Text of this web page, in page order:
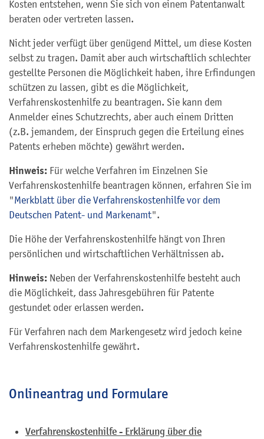
Kosten entstehen, wenn Sie sich von einem Patentanwalt
beraten oder vertreten lassen.
Nicht jeder verfügt über genügend Mittel, um diese Kosten
selbst zu tragen. Damit aber auch wirtschaftlich schlechter
gestellte Personen die Möglichkeit haben, ihre Erfindungen
schützen zu lassen, gibt es die Möglichkeit,
Verfahrenskostenhilfe zu beantragen. Sie kann dem
Anmelder eines Schutzrechts, aber auch einem Dritten
(z.B. jemandem, der Einspruch gegen die Erteilung eines
Patents erheben möchte) gewährt werden.
Hinweis: Für welche Verfahren im Einzelnen Sie
Verfahrenskostenhilfe beantragen können, erfahren Sie im
"Merkblatt über die Verfahrenskostenhilfe vor dem
Deutschen Patent- und Markenamt".
Die Höhe der Verfahrenskostenhilfe hängt von Ihren
persönlichen und wirtschaftlichen Verhältnissen ab.
Hinweis: Neben der Verfahrenskostenhilfe besteht auch
die Möglichkeit, dass Jahresgebühren für Patente
gestundet oder erlassen werden.
Für Verfahren nach dem Markengesetz wird jedoch keine
Verfahrenskostenhilfe gewährt.
Onlineantrag und Formulare
Verfahrenskostenhilfe - Erklärung über die